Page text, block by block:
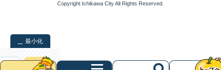
Copyright Ichikawa City All Rights Reserved.
最小化
検索
クリア